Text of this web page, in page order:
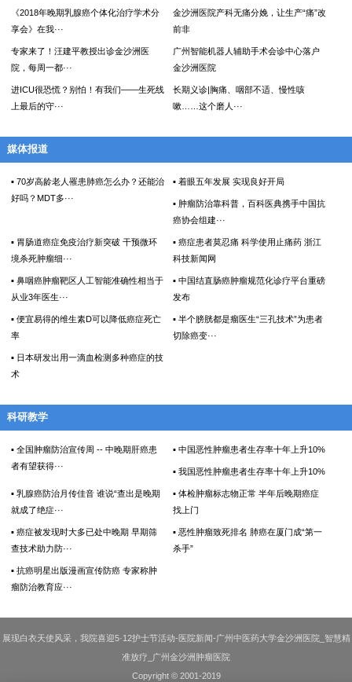
《2018年晚期乳腺癌个体化治疗学术分
享会》在我···
金沙洲医院产科无痛分娩，让生产“痛”改
前非
专家来了！汪建平教授出诊金沙洲医
院，每周一都···
广州智能机器人辅助手术会诊中心落户
金沙洲医院
进ICU很恐慌？别怕！有我们——生死线
上最后的守···
长期义诊|胸痛、咽部不适、慢性咳
嗽……这个磨人···
媒体报道
▪ 70岁高龄老人罹患肺癌怎么办？还能治
好吗？MDT多···
▪ 着眼五年发展 实现良好开局
▪ 肿瘤防治靠科普，百科医典携手中国抗
癌协会组建···
▪ 胃肠道癌症免疫治疗新突破 干预微环
境杀死肿瘤细···
▪ 癌症患者莫忍痛 科学使用止痛药 浙江
科技新闻网
▪ 鼻咽癌肿瘤靶区人工智能准确性相当于
从业3年医生···
▪ 中国结直肠癌肿瘤规范化诊疗平台重磅
发布
▪ 便宜易得的维生素D可以降低癌症死亡
率
▪ 半个膀胱都是瘤医生“三孔技术”为患者
切除癌变···
▪ 日本研发出用一滴血检测多种癌症的技
术
科研教学
▪ 全国肿瘤防治宣传周 -- 中晚期肝癌患
者有望获得···
▪ 中国恶性肿瘤患者生存率十年上升10%
▪ 我国恶性肿瘤患者生存率十年上升10%
▪ 乳腺癌防治月传佳音 谁说“查出是晚期
就成了绝症···
▪ 体检肿瘤标志物正常 半年后晚期癌症
找上门
▪ 癌症被发现时大多已处中晚期 早期筛
查技术助力防···
▪ 恶性肿瘤致死排名 肺癌在厦门成“第一
杀手”
▪ 抗癌明星出版漫画宣传防癌 专家称肿
瘤防治教育应···
展现白衣天使风采，我院喜迎5·12护士节活动-医院新闻-广州中医药大学金沙洲医院_智慧精
准放疗_广州金沙洲肿瘤医院
Copyright © 2001-2019